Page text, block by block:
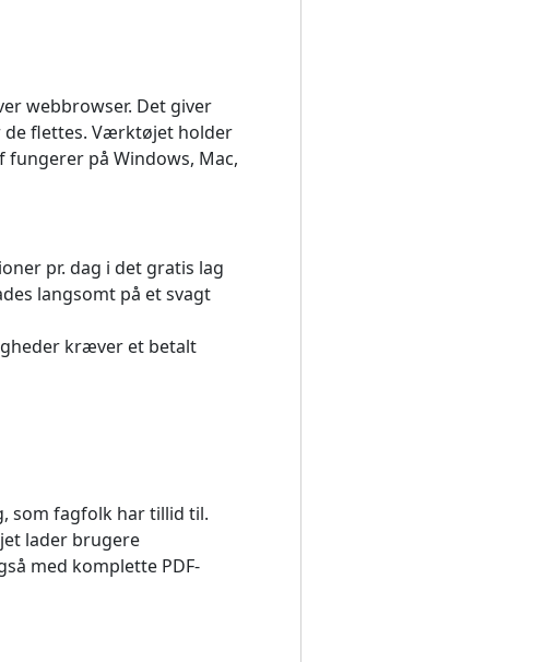
webbrowser. Det giver
de flettes. Værktøjet holder
på Windows, Mac,
pr. dag i det gratis lag
langsomt på et svagt
kræver et betalt
som fagfolk har tillid til.
lader brugere
med komplette PDF-